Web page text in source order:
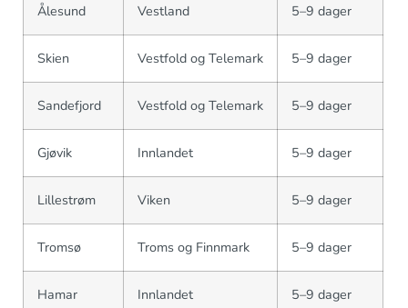
Ålesund Vestland 5–9 dager
Skien Vestfold og Telemark 5–9 dager
Sandefjord Vestfold og Telemark 5–9 dager
Gjøvik Innlandet 5–9 dager
Lillestrøm Viken 5–9 dager
Tromsø Troms og Finnmark 5–9 dager
Hamar Innlandet 5–9 dager